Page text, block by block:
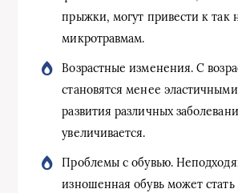
прыжки, могут привести к так
микротравмам.
Возрастные изменения. С
становятся менее
развития различных
увеличивается.
Проблемы с обувью.
изношенная обувь может